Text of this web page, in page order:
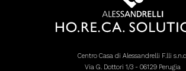
Centro Casa di Alessandrelli F.lli
Via G. Dottori 1/3 - 06129 Perugia